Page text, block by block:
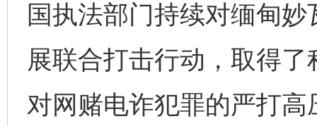
国执法部门持续对缅甸
展联合打击行动，取得
对网赌电诈犯罪的严打